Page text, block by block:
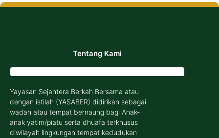
Tentang Kami
Yayasan Sejahtera Berkah Bersama atau
dengan istilah (YASABER) didirikan sebagai
wadah atau tempat bernaung bagi Anak-
anak yatim/piatu serta dhuafa terkhusus
diwilayah lingkungan tempat kedudukan